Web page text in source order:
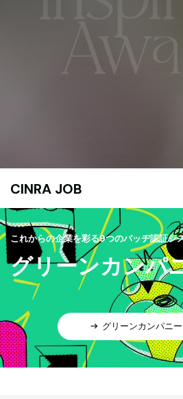
CINRA JOB
これからの企業を彩る9つのバッヂ認証シ
グリーンカンパ
グリーンカンパニ